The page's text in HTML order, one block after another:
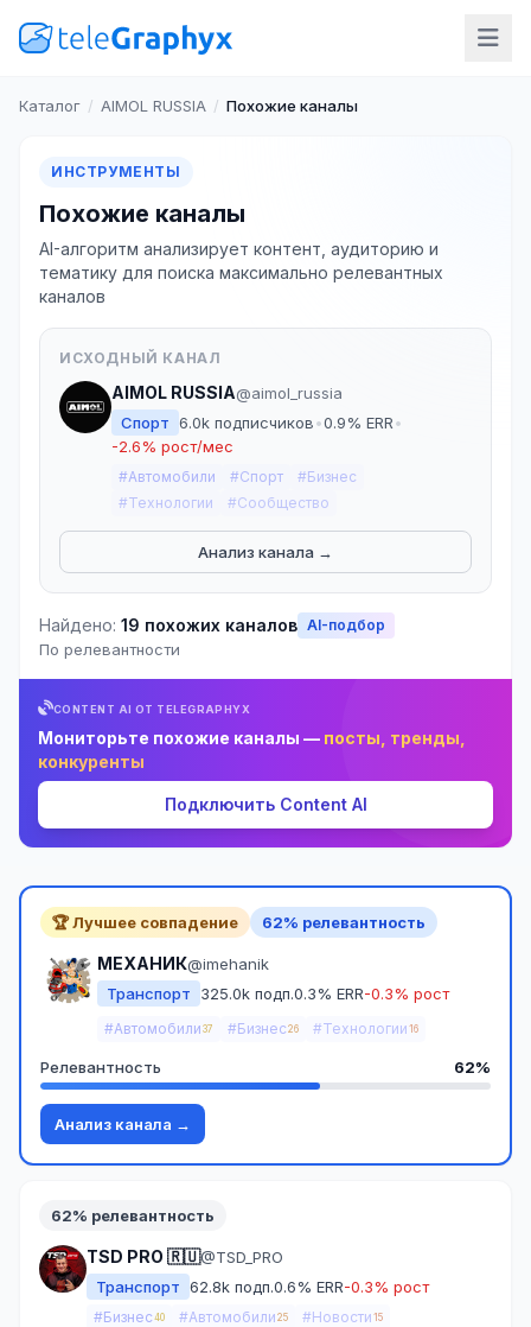
Каталог / AIMOL RUSSIA / Похожие каналы
ИНСТРУМЕНТЫ
Похожие каналы
AI-алгоритм анализирует контент, аудиторию и
тематику для поиска максимально релевантных
каналов
ИСХОДНЫЙ КАНАЛ
AIMOL RUSSIA@aimol_russia
Спорт 6.0k подписчиков•0.9% ERR•
-2.6% рост/мес
#Автомобили #Спорт
#Бизнес
#Технологии
#Сообщество
Анализ канала →
Найдено: 19 похожих каналов AI-подбор
По релевантности
CONTENT AI ОТ TELEGRAPHYX
Мониторьте похожие каналы — посты, тренды,
конкуренты
Подключить Content AI
🏆 Лучшее совпадение 62% релевантность
МЕХАНИК@imehanik
Транспорт
325.0k подп.0.3% ERR-0.3% рост
#Автомобили 37 #Бизнес 26 #Технологии 16
Релевантность 62%
Анализ канала →
62% релевантность
TSD PRO 🇷🇺@TSD_PRO
Транспорт 62.8k подп.0.6% ERR-0.3% рост
#Бизнес 40 #Автомобили 25 #Новости 15